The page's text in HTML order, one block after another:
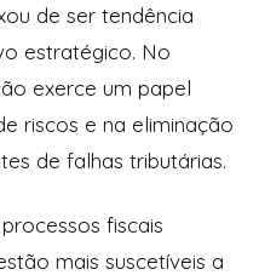
de ser tendência
estratégico. No
exerce um papel
riscos e na eliminação
de falhas tributárias.
fiscais
mais suscetíveis a